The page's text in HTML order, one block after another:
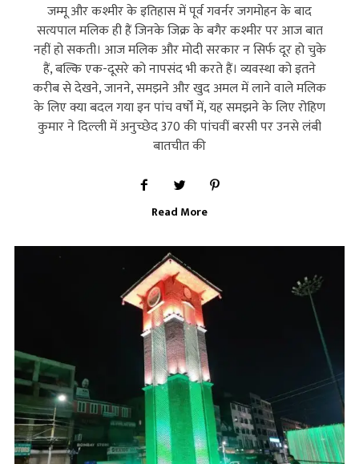
जम्मू और कश्मीर के इतिहास में पूर्व गवर्नर जगमोहन के बाद
सत्यपाल मलिक ही हैं जिनके जिक्र के बगैर कश्मीर पर आज बात
नहीं हो सकती। आज मलिक और मोदी सरकार न सिर्फ दूर हो चुके
हैं, बल्कि एक-दूसरे को नापसंद भी करते हैं। व्यवस्था को इतने
करीब से देखने, जानने, समझने और खुद अमल में लाने वाले मलिक
के लिए क्या बदल गया इन पांच वर्षों में, यह समझने के लिए रोहिण
कुमार ने दिल्‍ली में अनुच्‍छेद 370 की पांचवीं बरसी पर उनसे लंबी
बातचीत की
Read More